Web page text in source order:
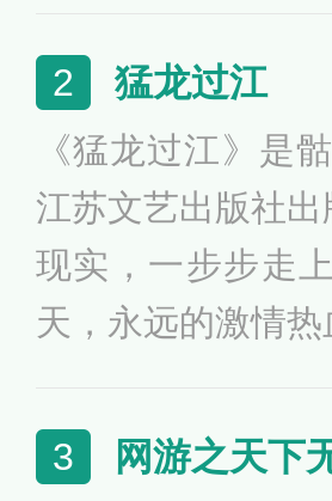
猫片胡润原创文
名第13位。其后
手》。
2 猛龙过江
《猛龙过江》是
江苏文艺出版社
现实，一步步走
天，永远的激情
种马小说顾名思
3 网游之天下